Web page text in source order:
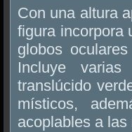
Con una altura
figura incorpora
globos
Incluye
translúcido
místicos,
acoplables a las